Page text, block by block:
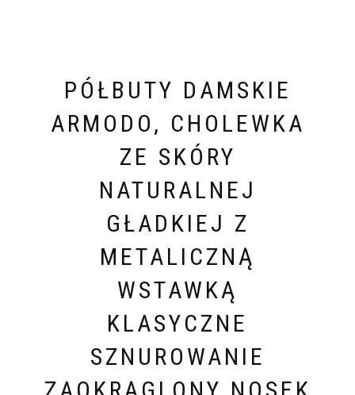
PÓŁBUTY DAMSKIE
ARMODO, CHOLEWKA
ZE SKÓRY
NATURALNEJ
GŁADKIEJ Z
METALICZNĄ
WSTAWKĄ
KLASYCZNE
SZNUROWANIE